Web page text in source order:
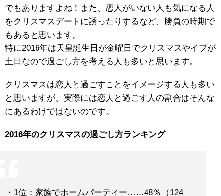
でもありますよね！また、恋人がいない人も気になる人
をクリスマスデートに誘ったりするなど、勝負の時期で
もあると思います。
特に2016年は天皇誕生日が金曜日でクリスマスやイブが
土日なので過ごし方を考える人も多いと思います。
クリスマスは恋人と過ごすことをイメージする人も多い
と思いますが、実際には恋人と過ごす人の割合はそんな
にあるわけではないのです。
2016年のクリスマスの過ごし方ランキング
・1位：家族でホームパーティー……48％（124